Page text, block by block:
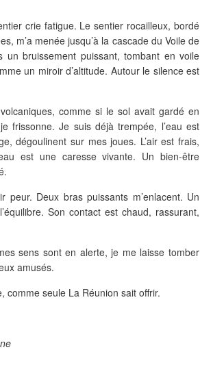
crie fatigue. Le sentier rocailleux, bordé
m’a menée jusqu’à la cascade du Voile de
bruissement puissant, tombant en voile
un miroir d’altitude. Autour le silence est
comme si le sol avait gardé en
frissonne. Je suis déjà trempée, l’eau est
dégoulinent sur mes joues. L’air est frais,
est une caresse vivante. Un bien-être
peur. Deux bras puissants m’enlacent. Un
Son contact est chaud, rassurant,
sens sont en alerte, je me laisse tomber
amusés.
comme seule La Réunion sait offrir.